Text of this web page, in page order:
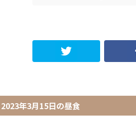
2023年3月15日の昼食